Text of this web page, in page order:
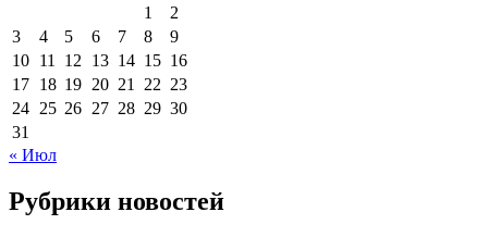
1
2
3
4 5 6 7 8
9
10 11 12 13 14 15 16
17 18 19 20 21 22 23
24 25 26 27 28 29 30
31
« Июл
Рубрики новостей